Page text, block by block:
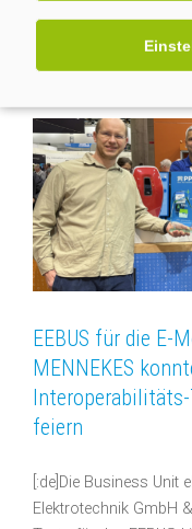
EEBUS für die E-
MENNEKES
feiern
[:de]Die Business Unit
Elektrotechnik GmbH